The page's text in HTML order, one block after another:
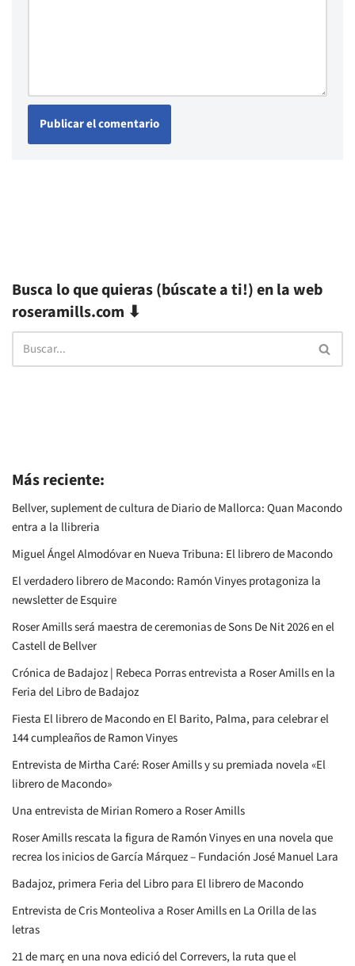
Busca lo que quieras (búscate a ti!) en la web
roseramills.com ⬇
Más reciente:
Bellver, suplement de cultura de Diario de Mallorca: Quan Macondo
entra a la llibreria
Miguel Ángel Almodóvar en Nueva Tribuna: El librero de Macondo
El verdadero librero de Macondo: Ramón Vinyes protagoniza la
newsletter de Esquire
Roser Amills será maestra de ceremonias de Sons De Nit 2026 en el
Castell de Bellver
Crónica de Badajoz | Rebeca Porras entrevista a Roser Amills en la
Feria del Libro de Badajoz
Fiesta El librero de Macondo en El Barito, Palma, para celebrar el
144 cumpleaños de Ramon Vinyes
Entrevista de Mirtha Caré: Roser Amills y su premiada novela «El
librero de Macondo»
Una entrevista de Mirian Romero a Roser Amills
Roser Amills rescata la figura de Ramón Vinyes en una novela que
recrea los inicios de García Márquez – Fundación José Manuel Lara
Badajoz, primera Feria del Libro para El librero de Macondo
Entrevista de Cris Monteoliva a Roser Amills en La Orilla de las
letras
21 de març en una nova edició del Correvers, la ruta que el